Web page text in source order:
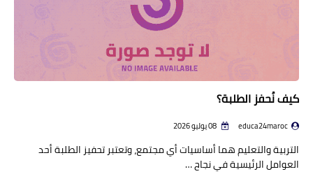
كيف نُحفز الطلبة؟
educa24maroc
التربية والتعليم هما أساسيات أي مجتمع، وتعتبر تحفيز الطلبة أحد
العوامل الرئيسية في نجاح …